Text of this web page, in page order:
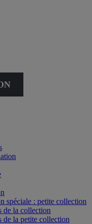
spéciale : petite collection
de la collection
de la petite collection